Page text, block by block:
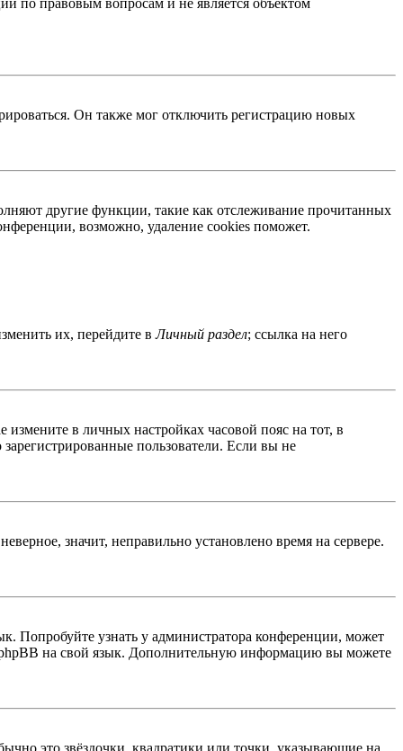
Он также мог отключить регистрацию новых
другие функции, такие как отслеживание прочитанных
возможно, удаление cookies поможет.
их, перейдите вЛичный раздел; ссылка на него
в личных настройках часовой пояс на тот, в
пользователи. Если вы не
значит, неправильно установлено время на сервере.
Попробуйте узнать у администратора конференции, может
phpBB на свой язык. Дополнительную информацию вы можете